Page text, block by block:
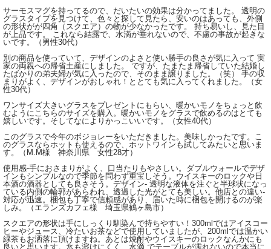
サーモスマグを持ってるので、だいたいの効果は分かってました。 透明の
グラスタイプを見つけて、色々と探して見たら、安いのはあっても、外側
の形状がが四角（スクエア）の物が少なかったです。 持ち易いし、見た目
が上品です。 これなら結露で、水滴が垂れないので、不慮の事故が起きな
いです。（男性30代）
別の商品を使っていて、デザインのよさと使い勝手の良さが気に入って 実
家の両親への帰省土産にしました。 ですが、たまたま帰省していた結婚し
たばかりの弟夫婦が気に入ったので、そのまま譲りました。（笑） 手の収
まりがよく、デザインがおしゃれ！ととても気に入ってくれました。（女
性30代）
ワンサイズ大きいグラスをプレゼントにもらい、暖かいモノをちょっと飲
むようにこちらのサイズを購入。暖かいモノをグラスで飲めるのはとても
嬉しいです。そしてなによりかっこいいです。（女性40代）
このグラスで今年のボジョレーをいただきました。美味しかったです。こ
のグラスならホットも使えるので、ホットワインも試してみたいと思いま
す。（M.M様 神奈川県 女性28才）
使用感-手におさまりがよく、口当たりもやさしい。ダブルウォールでデザ
インもシンプルなので季節を問わず重宝しそう。ウイスキーのロックや日
本酒の酒器としても良さそう。デザイン- 透明な液体を注ぐと半球状になっ
ている内側の輪郭があらわれ、透過した光がとても美しい。他店との違い-
対応が迅速。梱包も丁寧で信頼感があり、届いた時に梱包を開けるのが楽
しみ。（エランズカフェ様 埼玉県鶴ヶ島市）
スクエアの形状は手にしっくり馴染んで持ちやすい！300mlではアイスコー
ヒーやジュース、冷たいお茶などで使用していましたが、200mlでは温かい
緑茶もお洒落に頂けますね。あとは焼酎やウイスキーのロックなんかにも
良いと思います。氷も溶けにくく、水滴 でテーブルが濡れないので本当に